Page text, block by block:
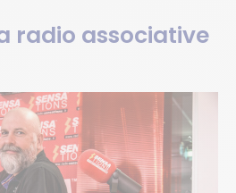
radio associative